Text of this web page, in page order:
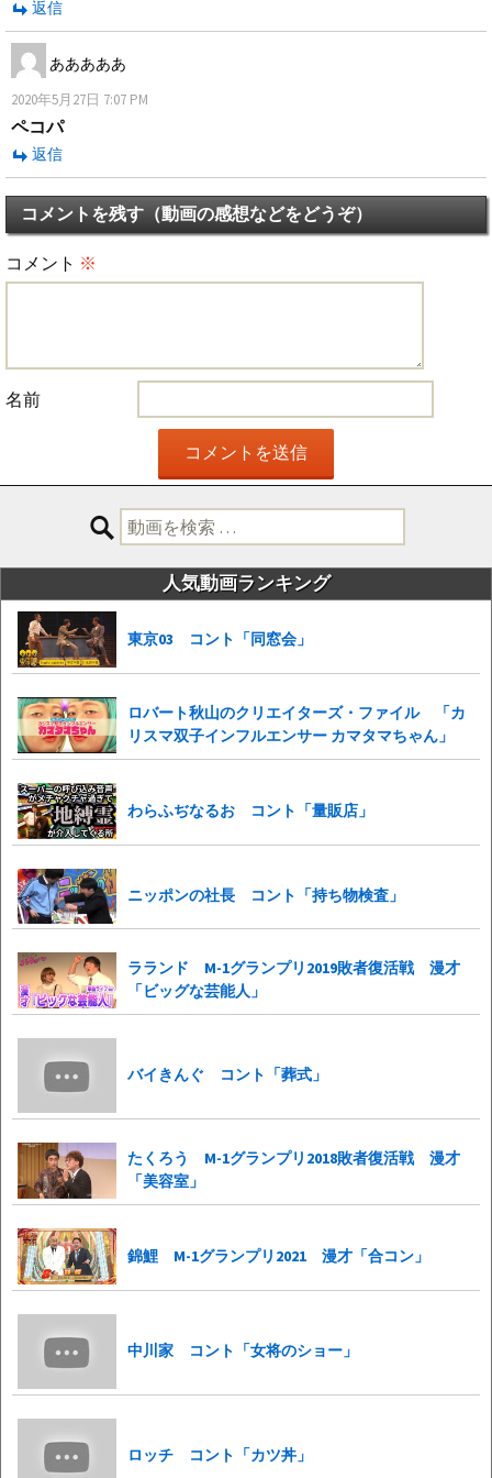
返信
あああああ
2020年5月27日 7:07 PM
ペコパ
返信
コメントを残す（動画の感想などをどうぞ）
コメント ※
名前
検
索:
人気動画ランキング
東京03 コント「同窓会」
ロバート秋山のクリエイターズ・ファイル 「カ
リスマ双子インフルエンサー カマタマちゃん」
わらふぢなるお コント「量販店」
ニッポンの社長 コント「持ち物検査」
ラランド M-1グランプリ2019敗者復活戦 漫才
「ビッグな芸能人」
バイきんぐ コント「葬式」
たくろう M-1グランプリ2018敗者復活戦 漫才
「美容室」
錦鯉 M-1グランプリ2021 漫才「合コン」
中川家 コント「女将のショー」
ロッチ コント「カツ丼」